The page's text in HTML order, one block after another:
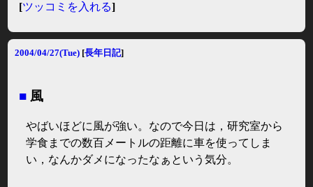
[ツッコミを入れる]
2004/04/27(Tue) [長年日記]
■ 風
やばいほどに風が強い。なので今日は，研究室から
学食までの数百メートルの距離に車を使ってしま
い，なんかダメになったなぁという気分。